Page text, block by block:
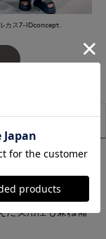
カス7-IDconcept.
ーススカート。ウ
えつつ、快適な着
スナーですっきり
た実用性も兼ね備